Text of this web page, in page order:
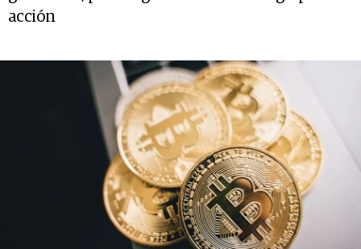
acción